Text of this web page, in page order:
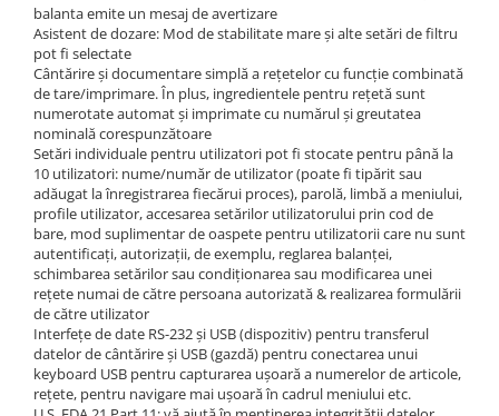
Microscoape cu polarizare
Microscoape video
Microscop metalurgic
Stereomicroscoape
Microscoape cu fluorescenta
Iluminare microscop
Refractometre
Refractometre analogice
Refractometre Digitale
Software
KERN Software
Easy Touch
Software pentru transfer de date
Pachet balanta si software
balanta emite un mesaj de avertizare
Asistent de dozare: Mod de stabilitate mare și alte setări de filtru
pot fi selectate
Cântărire și documentare simplă a rețetelor cu funcție combinată
de tare/imprimare. În plus, ingredientele pentru rețetă sunt
numerotate automat și imprimate cu numărul și greutatea
nominală corespunzătoare
Setări individuale pentru utilizatori pot fi stocate pentru până la
10 utilizatori: nume/număr de utilizator (poate fi tipărit sau
adăugat la înregistrarea fiecărui proces), parolă, limbă a meniului,
profile utilizator, accesarea setărilor utilizatorului prin cod de
bare, mod suplimentar de oaspete pentru utilizatorii care nu sunt
autentificați, autorizații, de exemplu, reglarea balanței,
schimbarea setărilor sau condiționarea sau modificarea unei
rețete numai de către persoana autorizată & realizarea formulării
de către utilizator
Interfețe de date RS-232 și USB (dispozitiv) pentru transferul
datelor de cântărire și USB (gazdă) pentru conectarea unui
keyboard USB pentru capturarea ușoară a numerelor de articole,
rețete, pentru navigare mai ușoară în cadrul meniului etc.